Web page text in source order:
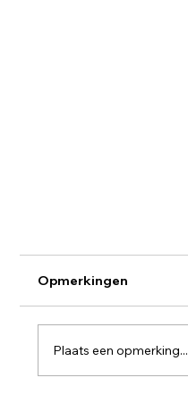
Opmerkingen
Plaats een opmerking...